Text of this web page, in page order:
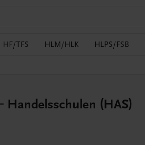
HF/TFS HLM/HLK HLPS/FSB
Handelsschulen (HAS)